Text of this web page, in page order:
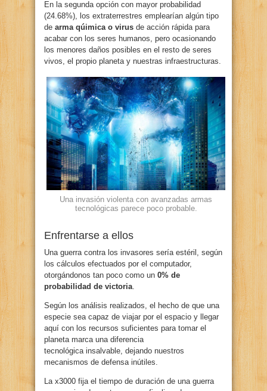
En la segunda opción con mayor probabilidad
(24.68%), los extraterrestres emplearían algún tipo
de arma qúimica o virus de acción rápida para
acabar con los seres humanos, pero ocasionando
los menores daños posibles en el resto de seres
vivos, el propio planeta y nuestras infraestructuras.
Una invasión violenta con avanzadas armas
tecnológicas parece poco probable.
Enfrentarse a ellos
Una guerra contra los invasores sería estéril, según
los cálculos efectuados por el computador,
otorgándonos tan poco como un 0% de
probabilidad de victoria
Según los análisis realizados, el hecho de que una
especie sea capaz de viajar por el espacio y llegar
aquí con los recursos suficientes para tomar el
planeta marca una diferencia
tecnológica insalvable, dejando nuestros
mecanismos de defensa inútiles.
La x3000 fija el tiempo de duración de una guerra